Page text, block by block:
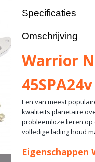
Specificaties
Productcode
Bruto gewicht
Omschrijving
Warrior
45SPA24v
Een van meest
kwaliteits planetaire
probleemloze lieren op
volledige lading houd
Eigenschappen